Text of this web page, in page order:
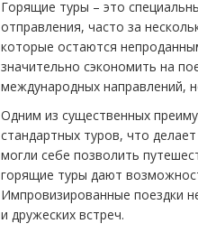
Горящие туры – это
отправления, часто за
которые остаются
значительно сэкономить на
международных направлений,
Одним из существенных
стандартных туров, что
могли себе позволить
горящие туры дают
Импровизированные поездки
и дружеских встреч.